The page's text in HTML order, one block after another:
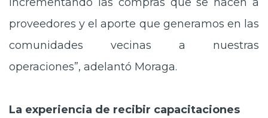
proveedores y el aporte que generamos en las
comunidades vecinas a nuestras
operaciones”, adelantó Moraga.
La experiencia de recibir capacitaciones